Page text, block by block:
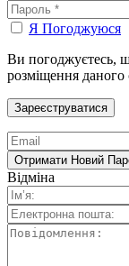
Я Погоджуюся
Ви погоджуєтесь,
розміщення
Відміна